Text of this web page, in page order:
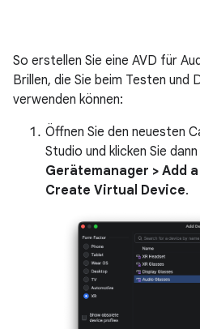
So erstellen Sie eine AVD für
Brillen, die Sie beim Testen und
verwenden können:
Öffnen Sie den neuesten
Studio und klicken Sie
Gerätemanager > Add
Create Virtual Device.